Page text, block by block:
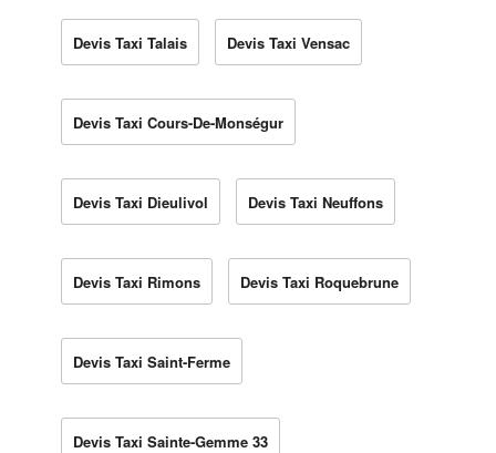
Devis Taxi Talais Devis Taxi Vensac
Devis Taxi Cours-De-Monségur
Devis Taxi Dieulivol Devis Taxi Neuffons
Devis Taxi Rimons Devis Taxi Roquebrune
Devis Taxi Saint-Ferme
Devis Taxi Sainte-Gemme 33